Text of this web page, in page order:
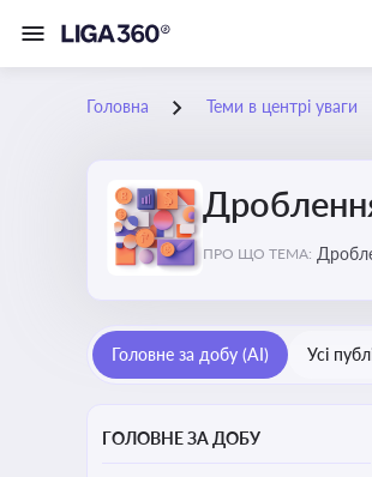
Головна Теми в центрі уваги
ПРО ЩО ТЕМА:
Головне за добу (AI) Усі
ГОЛОВНЕ ЗА ДОБУ